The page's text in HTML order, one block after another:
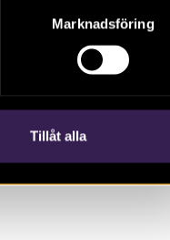
Marknadsföring
Tillåt alla